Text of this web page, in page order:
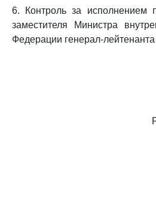
6. Контроль за исполнением
заместителя Министра
Федерации генерал-